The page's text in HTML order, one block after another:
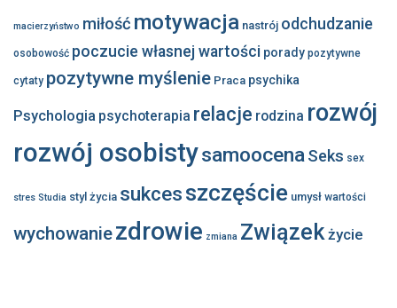
macierzyństwo miłość motywacja nastrój odchudzanie
osobowość poczucie własnej wartości porady pozytywne
cytaty pozytywne myślenie Praca psychika
Psychologia psychoterapia relacje rodzina rozwój
rozwój osobistysamoocenaSeks sex
stres Studia styl życia sukcesszczęście umysł wartości
wychowaniezdrowie zmiana Związek życie